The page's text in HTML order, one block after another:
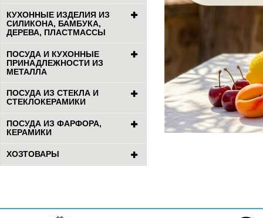
КУХОННЫЕ ИЗДЕЛИЯ ИЗ
СИЛИКОНА, БАМБУКА,
ДЕРЕВА, ПЛАСТМАССЫ
ПОСУДА И КУХОННЫЕ
ПРИНАДЛЕЖНОСТИ ИЗ
МЕТАЛЛА
ПОСУДА ИЗ СТЕКЛА И
СТЕКЛОКЕРАМИКИ
ПОСУДА ИЗ ФАРФОРА,
КЕРАМИКИ
ХОЗТОВАРЫ